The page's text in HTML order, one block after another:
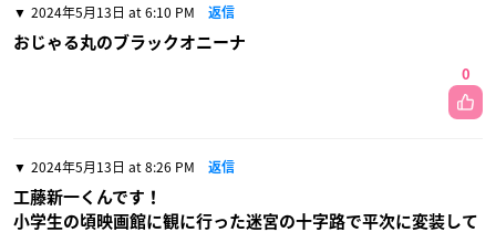
2024年5月13日 at 6:10 PM 返信
おじゃる丸のブラックオニーナ
0
2024年5月13日 at 8:26 PM 返信
工藤新一くんです！
小学生の頃映画館に観に行った迷宮の十字路で平次に変装して